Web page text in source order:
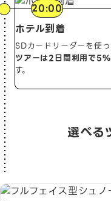
20:00
ホテル到着
SDカードリーダーを使
ツアーは2日間利用で
す。
選べる